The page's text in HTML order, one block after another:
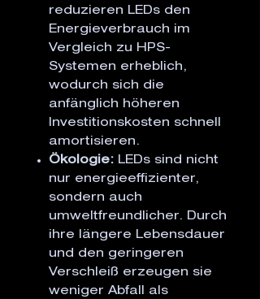
reduzieren LEDs den
Energieverbrauch im
Vergleich zu HPS-
Systemen erheblich,
wodurch sich die
anfänglich höheren
Investitionskosten schnell
amortisieren.
Ökologie: LEDs sind nicht
nur energieeffizienter,
sondern auch
umweltfreundlicher. Durch
ihre längere Lebensdauer
und den geringeren
Verschleiß erzeugen sie
weniger Abfall als